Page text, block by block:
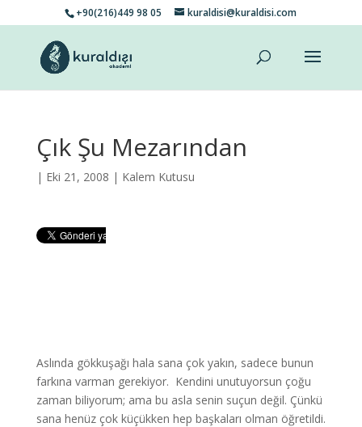
+90(216)449 98 05 kuraldisi@kuraldisi.com
Çık Şu Mezarından
| Eki 21, 2008 | Kalem Kutusu
Aslında gökkuşağı hala sana çok yakın, sadece bunun
farkına varman gerekiyor. Kendini unutuyorsun çoğu
zaman biliyorum; ama bu asla senin suçun değil. Çünkü
sana henüz çok küçükken hep başkaları olman öğretildi.